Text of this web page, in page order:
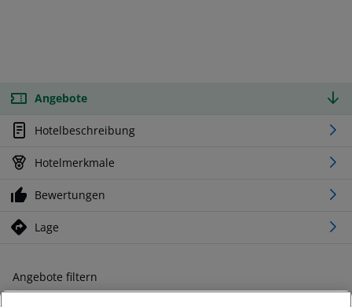
Angebote
Hotelbeschreibung
Hotelmerkmale
Bewertungen
Lage
Angebote filtern
Ändern Sie Ihre Kriterien nach Ihren Wünschen